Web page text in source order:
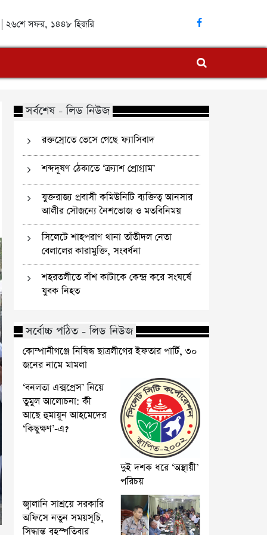
| ২৬শে সফর, ১৪৪৮ হিজরি
সর্বশেষ - লিড নিউজ
রক্তস্রোতে ভেসে গেছে ফ্যাসিবাদ
শব্দদূষণ ঠেকাতে ‘ক্র্যাশ প্রোগ্রাম’
যুক্তরাজ্য প্রবাসী কমিউনিটি ব্যক্তিত্ব আনসার
আলীর সৌজন্যে নৈশভোজ ও মতবিনিময়
সিলেটে শাহপরাণ থানা তাঁতীদল নেতা
বেলালের কারামুক্তি, সংবর্ধনা
শহরতলীতে বাঁশ কাটাকে কেন্দ্র করে সংঘর্ষে
যুবক নিহত
সর্বোচ্চ পঠিত - লিড নিউজ
কোম্পানীগঞ্জে নিষিদ্ধ ছাত্রলীগের ইফতার পার্টি, ৩০
জনের নামে মামলা
‘বনলতা এক্সপ্রেস’ নিয়ে
তুমুল আলোচনা: কী
আছে হুমায়ূন আহমেদের
‘কিছুক্ষণ’-এ?
দুই দশক ধরে ‘অস্থায়ী’
পরিচয়
জ্বালানি সাশ্রয়ে সরকারি
অফিসে নতুন সময়সূচি,
সিদ্ধান্ত বৃহস্পতিবার